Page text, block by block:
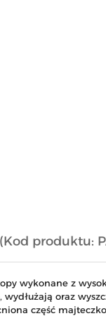
(Kod produktu:
wykonane z
wydłużają oraz
część